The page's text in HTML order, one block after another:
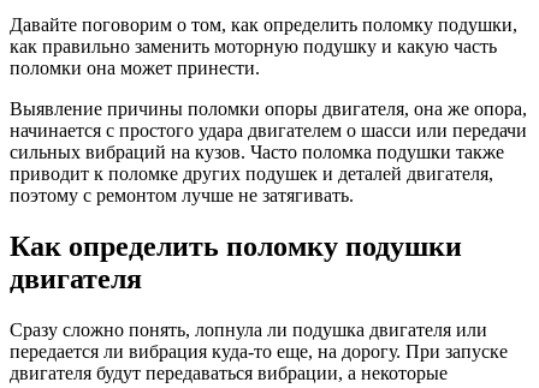
Давайте поговорим о том, как определить поломку подушки,
как правильно заменить моторную подушку и какую часть
поломки она может принести.
Выявление причины поломки опоры двигателя, она же опора,
начинается с простого удара двигателем о шасси или передачи
сильных вибраций на кузов. Часто поломка подушки также
приводит к поломке других подушек и деталей двигателя,
поэтому с ремонтом лучше не затягивать.
Как определить поломку подушки
двигателя
Сразу сложно понять, лопнула ли подушка двигателя или
передается ли вибрация куда-то еще, на дорогу. При запуске
двигателя будут передаваться вибрации, а некоторые